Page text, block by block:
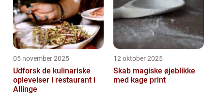
05 november 2025
Udforsk de kulinariske
oplevelser i restaurant i
Allinge
12 oktober 2025
Skab magiske øjeblikke
med kage print